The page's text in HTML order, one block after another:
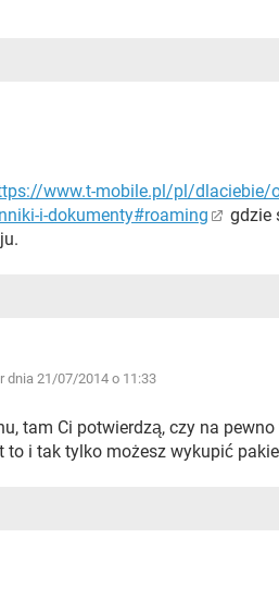
www.t-mobile.pl/pl/dlaciebie/
i-dokumenty#roaming
gdzie
dnia 21/07/2014 o 11:33
tam Ci potwierdzą, czy na
i tak tylko możesz wykupić